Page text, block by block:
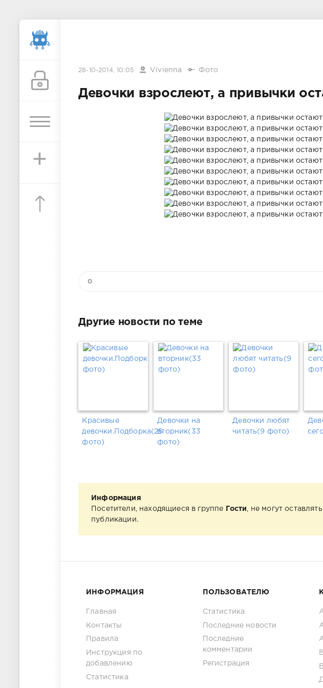
+
28-10-2014, 10:05 Vivienna Фото
Девочки взрослеют, а привычки
0
Другие новости по теме
Красивые
девочки.Подборка(25
фото)
Девочки на
вторник(33
фото)
Девочки любят
читать(9 фото)
Информация
Посетители, находящиеся в группе
Гости , не могут
публикации.
ИНФОРМАЦИЯ
Главная
Контакты
Правила
Инструкция по
добавлению
Статистика
ПОЛЬЗОВАТЕЛЮ
Статистика
Последние новости
Последние
комментарии
Регистрация